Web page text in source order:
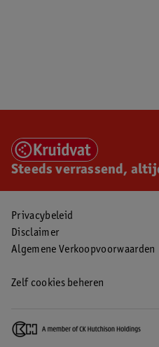
Steeds verrassend,
Privacybeleid
Disclaimer
Algemene Verkoopvoorwaarden
Zelf cookies beheren